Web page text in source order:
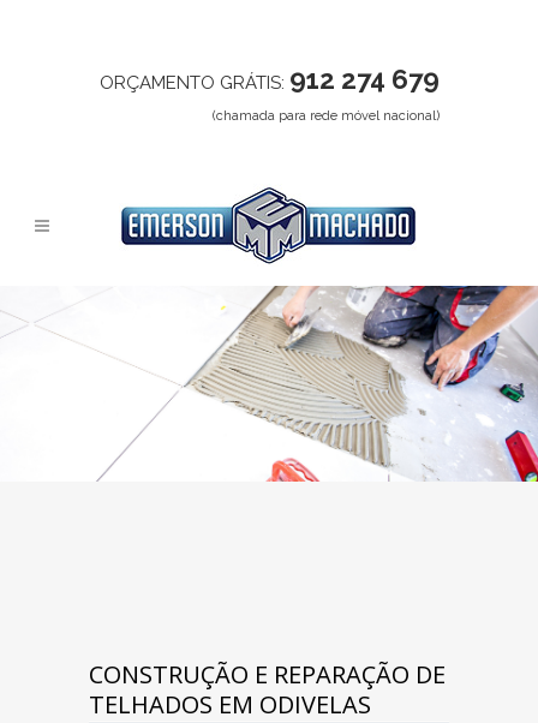
ORÇAMENTO GRÁTIS: 912 274 679
(chamada para rede móvel nacional)
CONSTRUÇÃO E REPARAÇÃO DE
TELHADOS EM ODIVELAS